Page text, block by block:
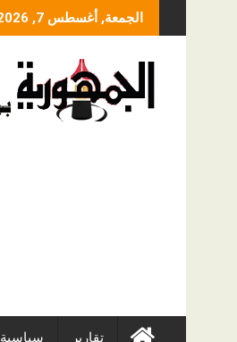
to
الجمعة, أغسطس 7, 2026
تقارير سياسية